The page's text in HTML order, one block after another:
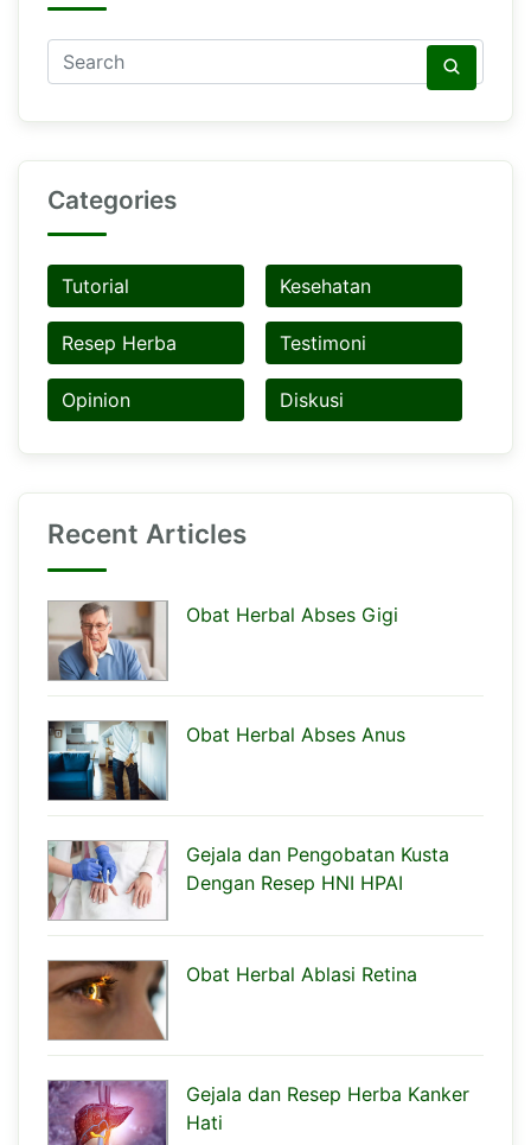
Categories
Tutorial Kesehatan
Resep Herba Testimoni
Opinion Diskusi
Recent Articles
Obat Herbal Abses Gigi
Obat Herbal Abses Anus
Gejala dan Pengobatan Kusta
Dengan Resep HNI HPAI
Obat Herbal Ablasi Retina
Gejala dan Resep Herba Kanker
Hati